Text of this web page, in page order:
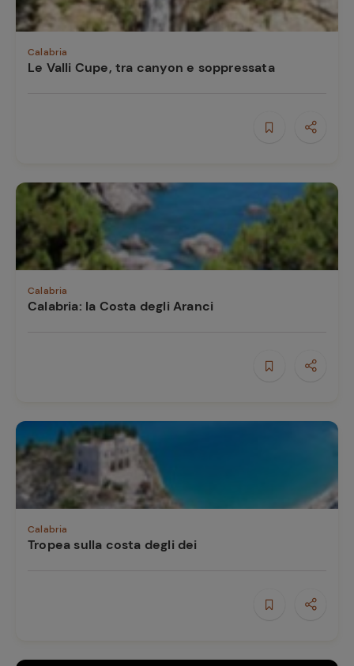
Calabria
Le Valli Cupe, tra canyon e soppressata
Calabria
Calabria: la Costa degli Aranci
Calabria
Tropea sulla costa degli dei
Ricette